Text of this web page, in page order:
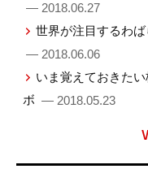
— 2018.06.27
世界が注目するわ
— 2018.06.06
いま覚えておきた
ボ — 2018.05.23